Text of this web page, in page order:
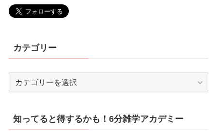
カテゴリー
リ
ー
知ってると得するかも！6分雑学アカデミー